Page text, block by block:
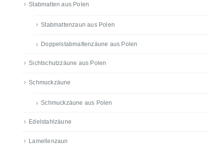
Stabmatten aus Polen
Stabmattenzaun aus Polen
Doppelstabmattenzäune aus Polen
Sichtschutzzäune aus Polen
Schmuckzäune
Schmuckzäune aus Polen
Edelstahlzäune
Lamellenzaun